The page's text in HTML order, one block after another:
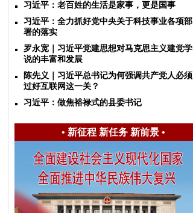
习近平：老百姓的生活是家事，更是国事
习近平：全力抓好党中央关于科技事业各项部
署的落实
罗永宽｜习近平党建思想对马克思主义建党学
说的丰富和发展
陈先义｜习近平总书记为何强调共产党人必须
过好互联网这一关？
习近平：做焦裕禄式的县委书记
• 新征程 新任务 新前景•